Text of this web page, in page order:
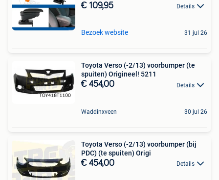
€ 109,95 Details
Bezoek website 31 jul 26
Toyota Verso (-2/13) voorbumper (te
spuiten) Origineel! 5211
€ 454,00 Details
Waddinxveen 30 jul 26
Toyota Verso (-2/13) voorbumper (bij
PDC) (te spuiten) Origi
€ 454,00 Details